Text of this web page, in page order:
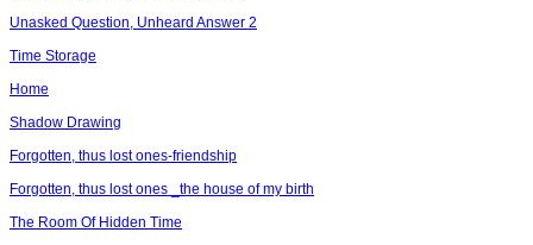
Unasked Question, Unheard Answer 2
Time Storage
Home
Shadow Drawing
Forgotten, thus lost ones-friendship
Forgotten, thus lost ones _the house of my birth
The Room Of Hidden Time